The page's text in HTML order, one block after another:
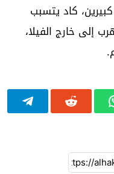
كاد يتسبب
إلى خارج الفيلا،